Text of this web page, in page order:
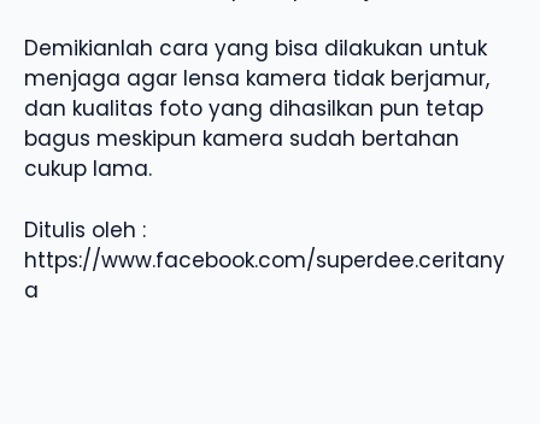
Demikianlah cara yang bisa dilakukan untuk
menjaga agar lensa kamera tidak berjamur,
dan kualitas foto yang dihasilkan pun tetap
bagus meskipun kamera sudah bertahan
cukup lama.
Ditulis oleh :
https://www.facebook.com/superdee.ceritany
a